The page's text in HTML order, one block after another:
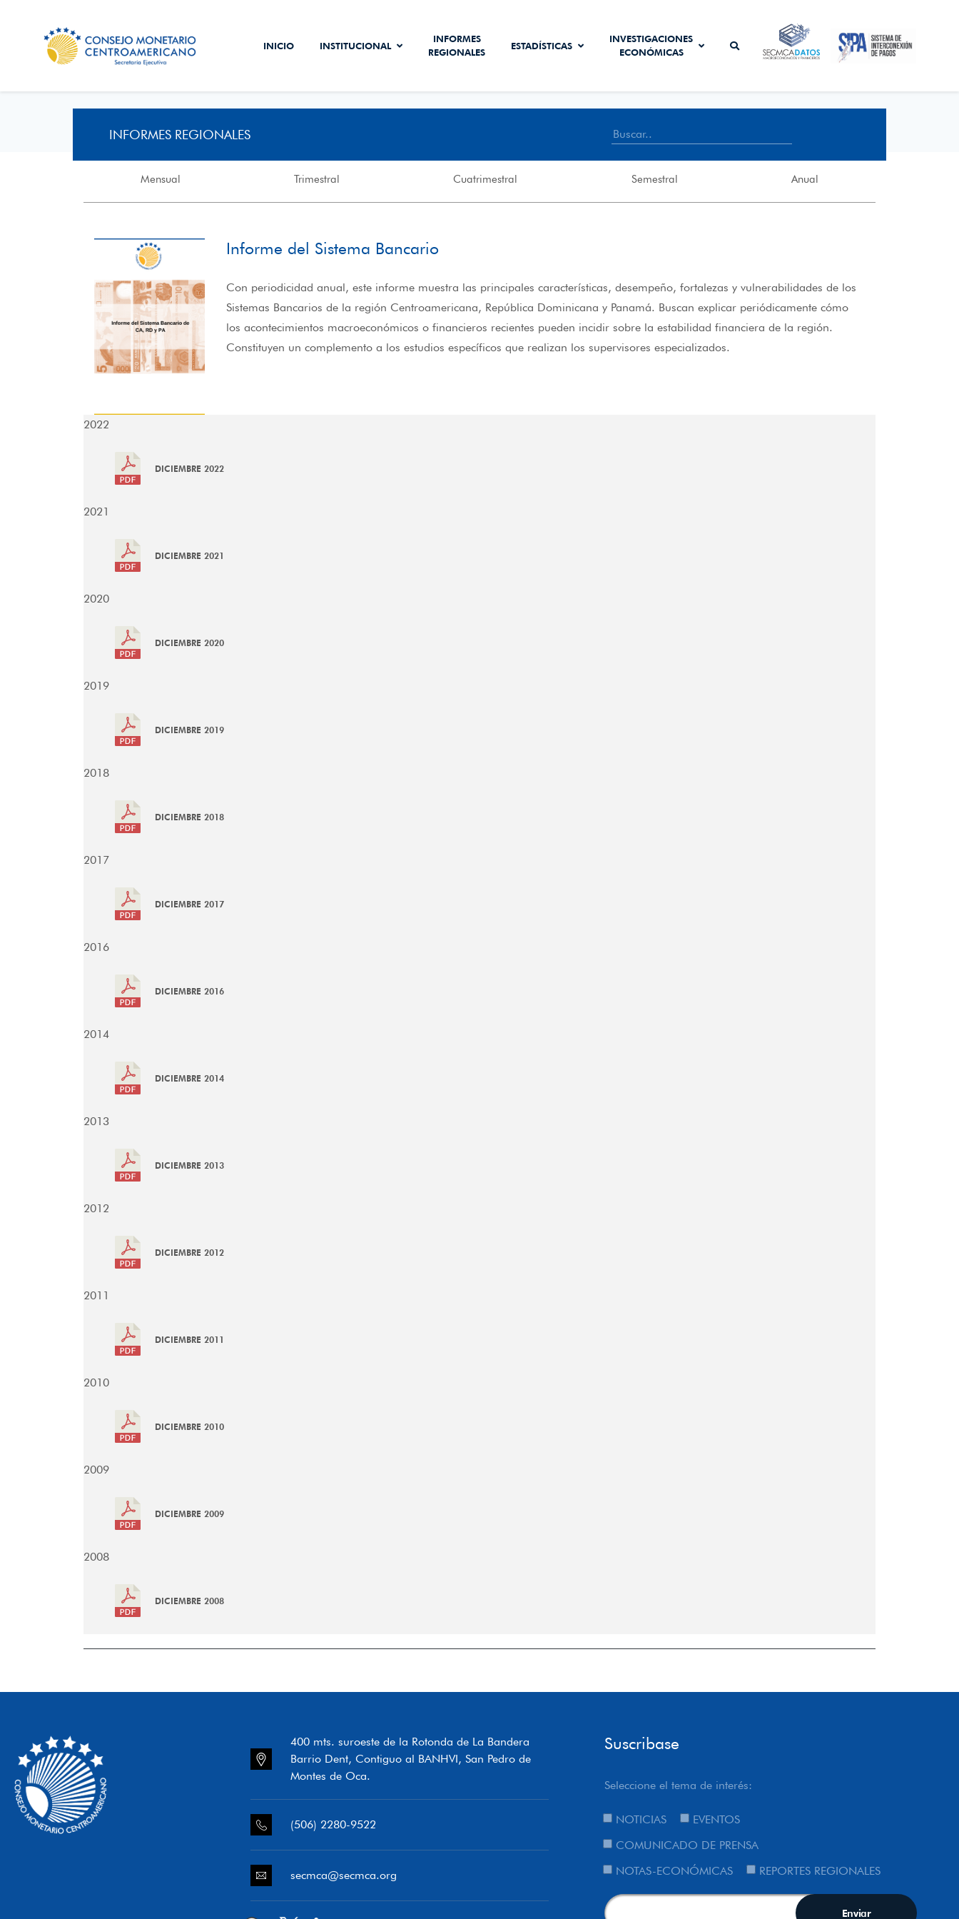
INICIO INSTITUCIONAL
INFORMES
REGIONALES
ESTADÍSTICAS
INVESTIGACIONES
ECONÓMICAS
SECMCA
DATOS
SISTEMA DE
INTERCONEXIÓN
DE PAGOS
INFORMES REGIONALES
Mensual Trimestral Cuatrimestral Semestral Anual
Informe del Sistema Bancario
Con periodicidad anual, este informe muestra las principales características, desempeño, fortalezas y vulnerabilidades de los
Sistemas Bancarios de la región Centroamericana, República Dominicana y Panamá. Buscan explicar periódicamente cómo
los acontecimientos macroeconómicos o financieros recientes pueden incidir sobre la estabilidad financiera de la región.
Constituyen un complemento a los estudios específicos que realizan los supervisores especializados.
2022
DICIEMBRE 2022
2021
DICIEMBRE 2021
2020
DICIEMBRE 2020
2019
DICIEMBRE 2019
2018
DICIEMBRE 2018
2017
DICIEMBRE 2017
2016
DICIEMBRE 2016
2014
DICIEMBRE 2014
2013
DICIEMBRE 2013
2012
DICIEMBRE 2012
2011
DICIEMBRE 2011
2010
DICIEMBRE 2010
2009
DICIEMBRE 2009
2008
DICIEMBRE 2008
400 mts. suroeste de la Rotonda de La Bandera
Barrio Dent, Contiguo al BANHVI, San Pedro de
Montes de Oca.
(506) 2280-9522
secmca@secmca.org
Suscribase
Seleccione el tema de interés:
NOTICIAS
EVENTOS
COMUNICADO DE PRENSA
NOTAS-ECONÓMICAS
REPORTES REGIONALES